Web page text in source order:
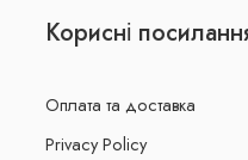
Корисні
Оплата та доставка
Privacy Policy